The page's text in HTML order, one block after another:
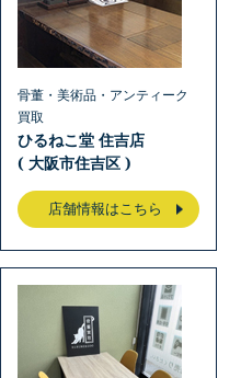
骨董・美術品・アンティーク
買取
ひるねこ堂 住吉店
( 大阪市住吉区 )
店舗情報はこちら